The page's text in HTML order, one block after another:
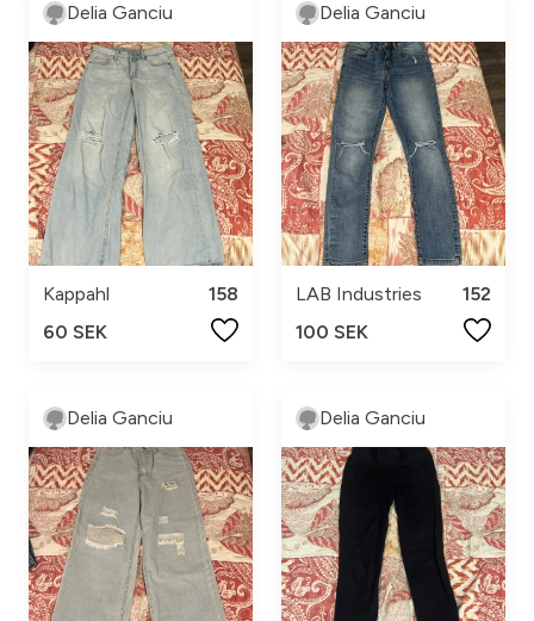
Delia Ganciu
Kappahl
158
60 SEK
Delia Ganciu
LAB Industries
152
100 SEK
Delia Ganciu Delia Ganciu